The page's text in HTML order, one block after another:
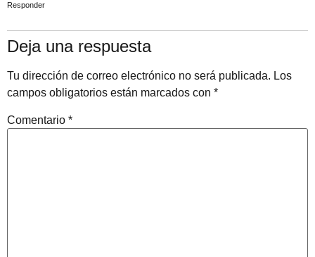
Responder
Deja una respuesta
Tu dirección de correo electrónico no será publicada. Los
campos obligatorios están marcados con *
Comentario *